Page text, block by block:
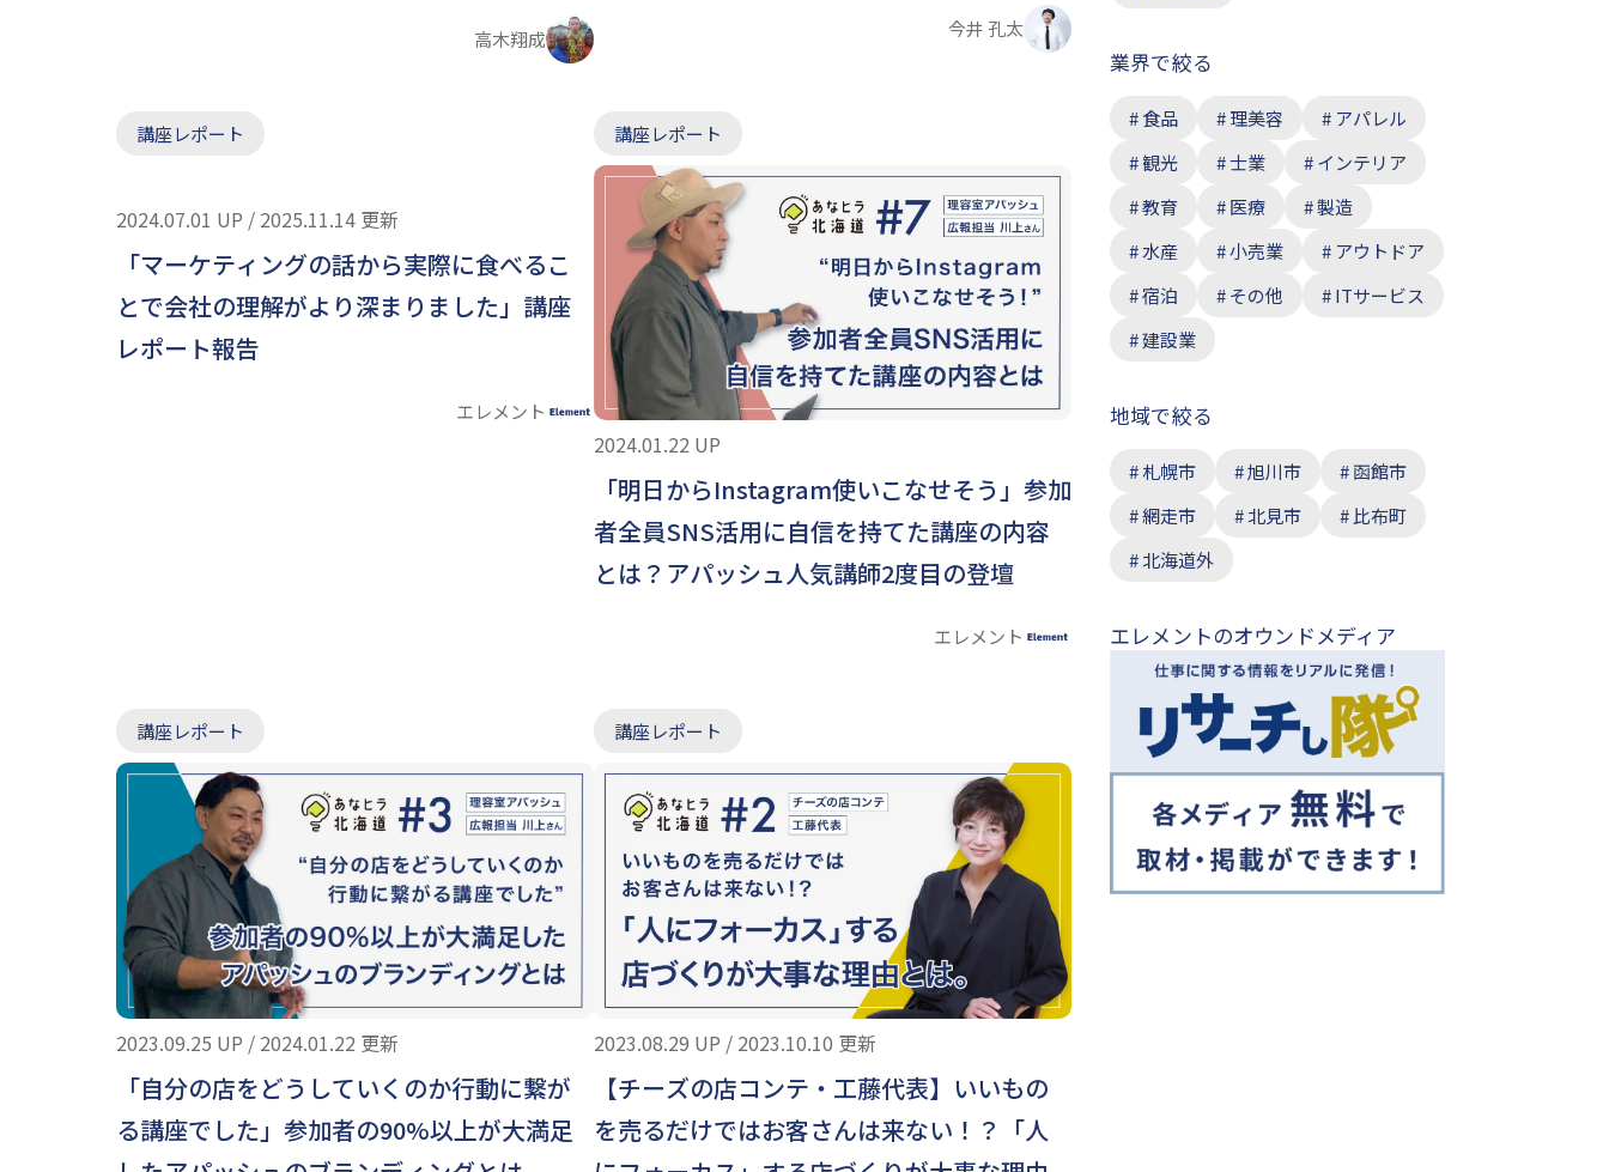
高木翔成 今井 孔太
講座レポート
2024.07.01 UP / 2025.11.14 更新
「マーケティングの話から実際に食べるこ
とで会社の理解がより深まりました」講座
レポート報告
エレメント
講座レポート
2024.01.22 UP
「明日からInstagram使いこなせそう」参加
者全員SNS活用に自信を持てた講座の内容
とは？アパッシュ人気講師2度目の登壇
エレメント
講座レポート
2023.09.25 UP / 2024.01.22 更新
「自分の店をどうしていくのか行動に繋が
る講座でした」参加者の90%以上が大満足
講座レポート
2023.08.29 UP / 2023.10.10 更新
【チーズの店コンテ・工藤代表】いいもの
を売るだけではお客さんは来ない！？「人
業界で絞る
食品 理美容
アパレル
観光
士業
インテリア
教育
医療
製造
水産
小売業
アウトドア
宿泊
その他
ITサービス
建設業
地域で絞る
札幌市 旭川市
函館市
網走市
北見市
比布町
北海道外
エレメントのオウンドメディア